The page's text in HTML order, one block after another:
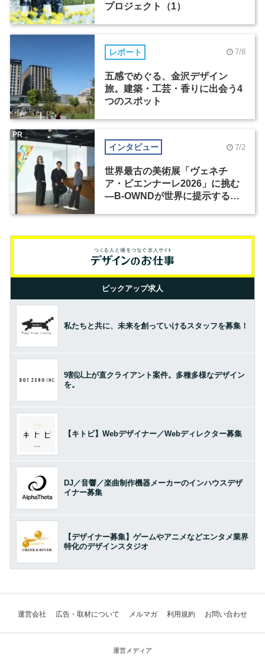
プロジェクト（1）
レポート 7/8
五感でめぐる、金沢デザイン
旅。建築・工芸・香りに出会う4
つのスポット
インタビュー 7/2
世界最古の美術展「ヴェネチ
ア・ビエンナーレ2026」に挑む
―B-OWNDが世界に提示する美
PR
ピックアップ求人
私たちと共に、未来を創っていけるスタッフを募集！
9割以上が直クライアント案件。多種多様なデザイン
を。
【キトビ】Webデザイナー／Webディレクター募集
DJ／音響／楽曲制作機器メーカーのインハウスデザ
イナー募集
【デザイナー募集】ゲームやアニメなどエンタメ業界
特化のデザインスタジオ
運営会社 広告・取材について メルマガ 利用規約 お問い合わせ
運営メディア